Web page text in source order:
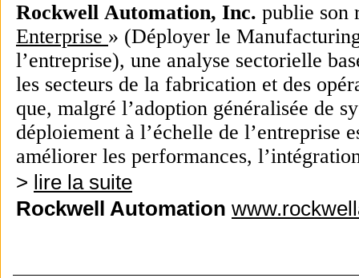
Rockwell Automation, Inc. publie son
Enterprise » (Déployer le
l’entreprise), une analyse sectorielle
les secteurs de la fabrication et des
que, malgré l’adoption généralisée de
déploiement à l’échelle de l’entreprise
améliorer les performances,
> lire la suite
Rockwell Automation